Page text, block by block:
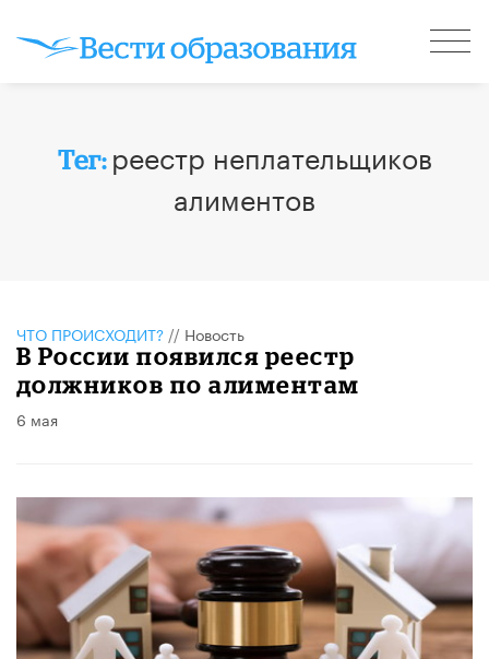
Тег: реестр неплательщиков
алиментов
ЧТО ПРОИСХОДИТ? // Новость
В России появился реестр
должников по алиментам
6 мая